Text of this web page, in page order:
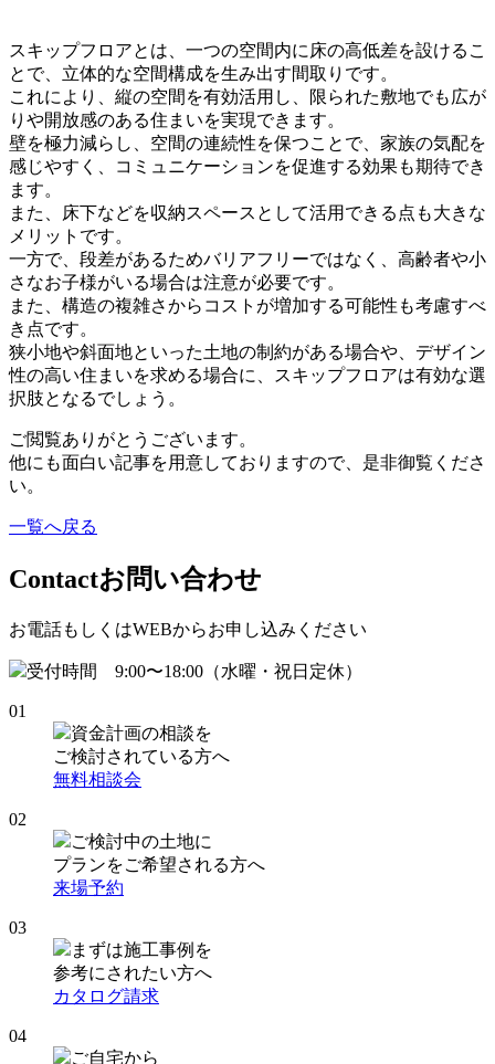
スキップフロアとは、一つの空間内に床の高低差を設けるこ
とで、立体的な空間構成を生み出す間取りです。
これにより、縦の空間を有効活用し、限られた敷地でも広が
りや開放感のある住まいを実現できます。
壁を極力減らし、空間の連続性を保つことで、家族の気配を
感じやすく、コミュニケーションを促進する効果も期待でき
ます。
また、床下などを収納スペースとして活用できる点も大きな
メリットです。
一方で、段差があるためバリアフリーではなく、高齢者や小
さなお子様がいる場合は注意が必要です。
また、構造の複雑さからコストが増加する可能性も考慮すべ
き点です。
狭小地や斜面地といった土地の制約がある場合や、デザイン
性の高い住まいを求める場合に、スキップフロアは有効な選
択肢となるでしょう。
ご閲覧ありがとうございます。
他にも面白い記事を用意しておりますので、是非御覧くださ
い。
一覧へ戻る
Contactお問い合わせ
お電話もしくはWEBからお申し込みください
受付時間 9:00〜18:00（水曜・祝日定休）
01
資金計画の相談を
ご検討されている方へ
無料相談会
02
ご検討中の土地に
プランをご希望される方へ
来場予約
03
まずは施工事例を
参考にされたい方へ
カタログ請求
04
ご自宅から